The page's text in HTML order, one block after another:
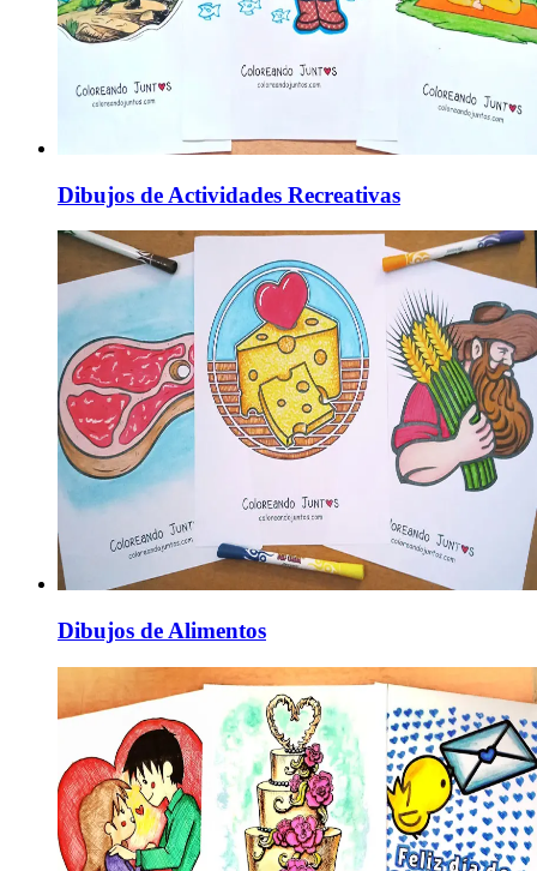
Dibujos de Actividades Recreativas
Dibujos de Alimentos